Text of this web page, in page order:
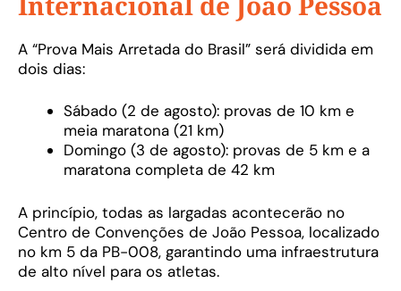
A “Prova Mais Arretada do Brasil” será dividida em
dois dias:
Sábado (2 de agosto): provas de 10 km e
meia maratona (21 km)
Domingo (3 de agosto): provas de 5 km e a
maratona completa de 42 km
A princípio, todas as largadas acontecerão no
Centro de Convenções de João Pessoa, localizado
no km 5 da PB-008, garantindo uma infraestrutura
de alto nível para os atletas.